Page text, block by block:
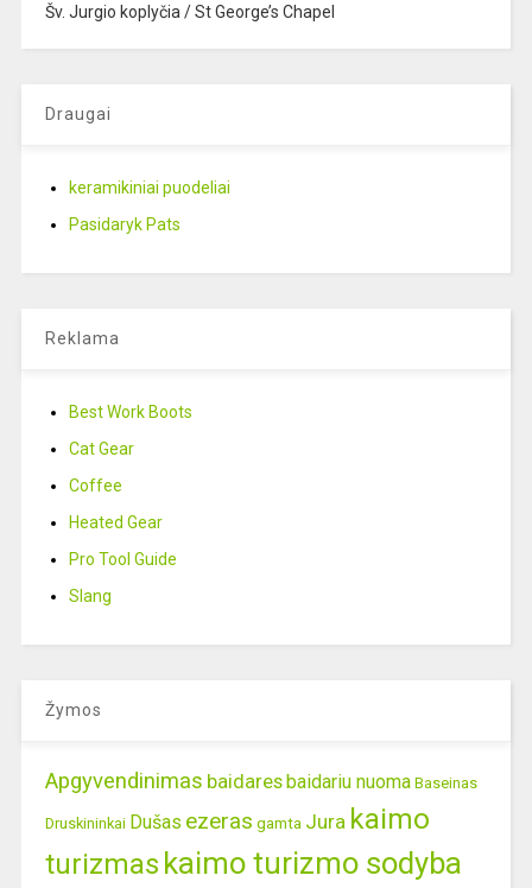
Šv. Jurgio koplyčia / St George’s Chapel
Draugai
keramikiniai puodeliai
Pasidaryk Pats
Reklama
Best Work Boots
Cat Gear
Coffee
Heated Gear
Pro Tool Guide
Slang
Žymos
Apgyvendinimas baidaresbaidariu nuoma Baseinas
Druskininkai Dušas ezeras gamta Jura kaimo
turizmas kaimo turizmo sodyba